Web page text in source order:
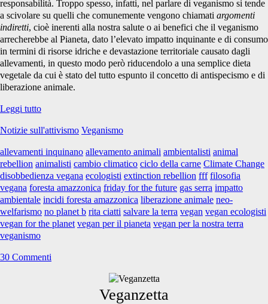
responsabilità. Troppo spesso, infatti, nel parlare di veganismo si tende
a scivolare su quelli che comunemente vengono chiamati argomenti
indiretti, cioè inerenti alla nostra salute o ai benefici che il veganismo
arrecherebbe al Pianeta, dato l’elevato impatto inquinante e di consumo
in termini di risorse idriche e devastazione territoriale causato dagli
allevamenti, in questo modo però riducendolo a una semplice dieta
vegetale da cui è stato del tutto espunto il concetto di antispecismo e di
liberazione animale.
Leggi tuttoVegan
the
Notizie sull'attivismo Veganismo
allevamenti inquinano allevamento animali ambientalisti animal
rebellion animalisti cambio climatico ciclo della carne Climate Change
disobbedienza vegana ecologisti extinction rebellion fff filosofia
vegana foresta amazzonica friday for the future gas serra impatto
ambientale incidi foresta amazzonica liberazione animale neo-
welfarismo no planet b rita ciatti salvare la terra vegan vegan ecologisti
vegan for the planet vegan per il pianeta vegan per la nostra terra
veganismo
30 Commenti
Veganzetta